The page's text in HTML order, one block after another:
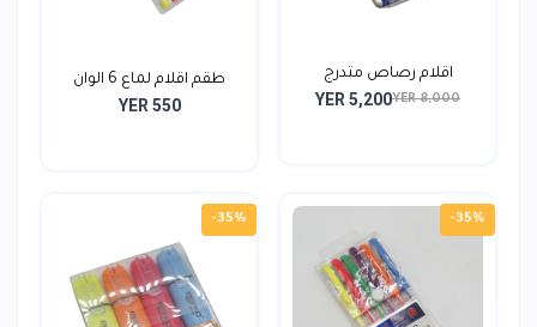
اقلام رصاص متدرج
ستيدلر...YER 8,000
YER 5,200
طقم اقلام لماع 6 الوان
YER 550
-35%
-35%